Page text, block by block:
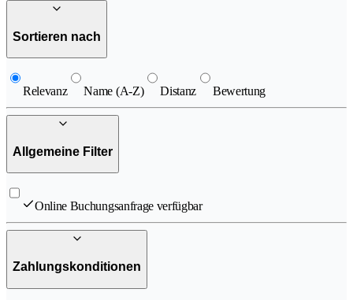
Sortieren nach
Relevanz Name (A-Z) Distanz Bewertung
Allgemeine Filter
Online Buchungsanfrage verfügbar
Zahlungskonditionen